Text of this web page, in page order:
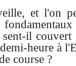
et l'on
il
heure à
course ?